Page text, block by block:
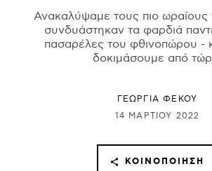
Ανακαλύψαμε τους πιο ωραίους
συνδυάστηκαν τα φαρδιά
πασαρέλες του φθινοπώρου -
δοκιμάσουμε από
ΓΕΩΡΓΙΑ ΦΕΚΟΥ
14 ΜΑΡΤΊΟΥ 2022
ΚΟΙΝΟΠΟΊΗΣΗ